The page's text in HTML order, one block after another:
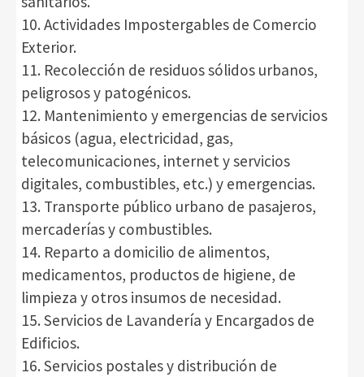
10. Actividades Impostergables de Comercio
Exterior.
11. Recolección de residuos sólidos urbanos,
peligrosos y patogénicos.
12. Mantenimiento y emergencias de servicios
básicos (agua, electricidad, gas,
telecomunicaciones, internet y servicios
digitales, combustibles, etc.) y emergencias.
13. Transporte público urbano de pasajeros,
mercaderías y combustibles.
14. Reparto a domicilio de alimentos,
medicamentos, productos de higiene, de
limpieza y otros insumos de necesidad.
15. Servicios de Lavandería y Encargados de
Edificios.
16. Servicios postales y distribución de